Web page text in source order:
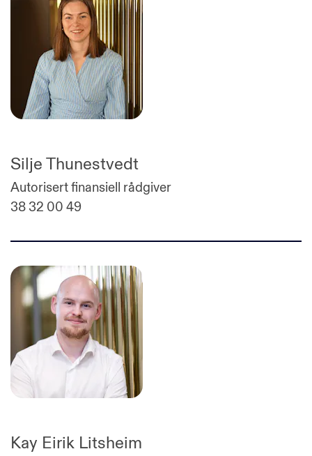
Silje Thunestvedt
Autorisert finansiell rådgiver
38 32 00 49
Kay Eirik Litsheim